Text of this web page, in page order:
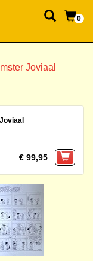
0
Joviaal
€ 99,95